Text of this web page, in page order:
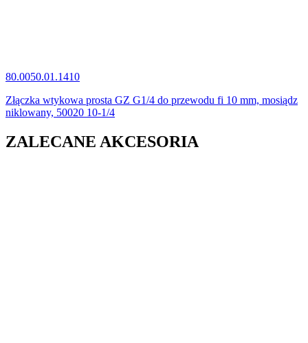
80.0050.01.1410
Złączka wtykowa prosta GZ G1/4 do przewodu fi 10 mm, mosiądz
niklowany, 50020 10-1/4
ZALECANE AKCESORIA